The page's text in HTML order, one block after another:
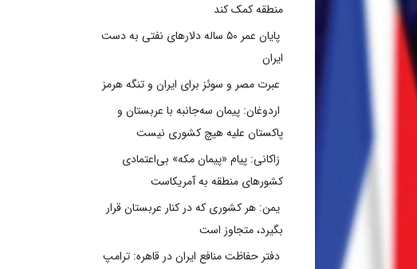
منطقه کمک کند
پایان عمر ۵۰ ساله دلارهای نفتی به دست
ایران
عبرت مصر و سوئز برای ایران و تنگه هرمز
اردوغان: پیمان سه‌جانبه با عربستان و
پاکستان علیه هیچ کشوری نیست
زاکانی: پیام «پیمان مکه» بی‌اعتمادی
کشورهای منطقه به آمریکاست
یمن: هر کشوری که در کنار عربستان قرار
بگیرد، متجاوز است
دفتر حفاظت منافع ایران در قاهره: ترامپ